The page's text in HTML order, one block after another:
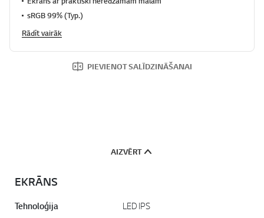
sRGB 99% (Typ.)
Rādīt vairāk
PIEVIENOT SALĪDZINĀŠANAI
AIZVĒRT
EKRĀNS
Tehnoloģija LED IPS